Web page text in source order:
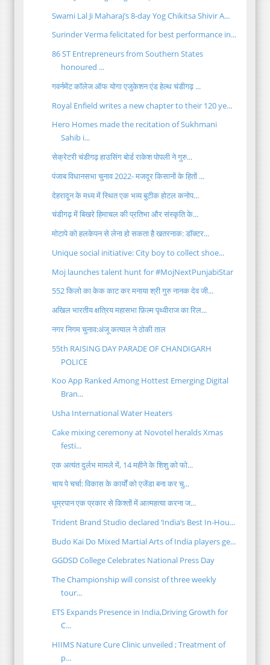
Swami Lal Ji Maharaj’s 8-day Yog Chikitsa Shivir A...
Surinder Verma felicitated for best performance in...
86 ST Entrepreneurs from Southern States
honoured ...
गवर्नमेंट कॉलेज ऑफ योगा एजुकेशन एंड हेल्थ चंडीगढ़ ...
Royal Enfield writes a new chapter to their 120 ye...
Hero Homes made the recitation of Sukhmani
Sahib i...
सेक्रेटरी चंडीगढ़ हाउसिंग बोर्ड राकेश पोपली ने गुरु...
पंजाब विधानसभा चुनाव 2022- मजदूर किसानों के हितों ...
देहरादून के मध्य में स्थित एक भव्य बुटीक होटल कनोप...
चंडीगढ़ में बिखरे हिमाचल की प्रतिभा और संस्कृति के...
मोटापे को हलकेपन से लेना हो सकता है खतरनाक: डॉक्टर...
Unique social initiative: City boy to collect shoe...
Moj launches talent hunt for #MojNextPunjabiStar
552 किलो का केक काट कर मनाया श्री गुरु नानक देव जी...
अखिल भारतीय क्षत्रिय महासभा फ़िल्म पृथ्वीराज का रिल...
नगर निगम चुनाव:अंजू कत्याल ने ठोकी ताल
55th RAISING DAY PARADE OF CHANDIGARH
POLICE
Koo App Ranked Among Hottest Emerging Digital
Bran...
Usha International Water Heaters
Cake mixing ceremony at Novotel heralds Xmas
festi...
एक अत्यंत दुर्लभ मामले में, 14 महीने के शिशु को फो...
चाय पे चर्चा: विकास के कार्यों को एजेंडा बना कर चु...
धूम्रपान एक प्रकार से किश्तों में आत्महत्या करना ज...
Trident Brand Studio declared ‘India’s Best In-Hou...
Budo Kai Do Mixed Martial Arts of India players ge...
GGDSD College Celebrates National Press Day
The Championship will consist of three weekly
tour...
ETS Expands Presence in India,Driving Growth for
C...
HIIMS Nature Cure Clinic unveiled ; Treatment of
p...